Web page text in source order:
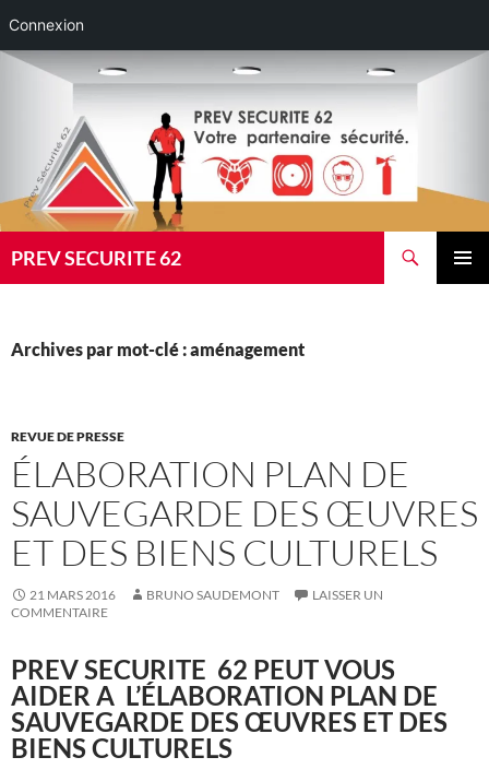
Connexion
Aller
PREV SECURITE 62
Archives par mot-clé : aménagement
REVUE DE PRESSE
ÉLABORATION PLAN DE
SAUVEGARDE DES ŒUVRES
ET DES BIENS CULTURELS
21 MARS 2016 BRUNO SAUDEMONT
LAISSER UN
COMMENTAIRE
PREV SECURITE 62 PEUT VOUS
AIDER A L’ÉLABORATION PLAN DE
SAUVEGARDE DES ŒUVRES ET DES
BIENS CULTURELS